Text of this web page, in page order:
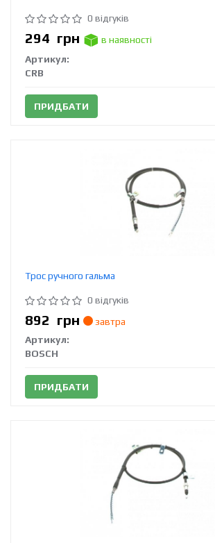
0 відгуків
294 грн
в наявності
Артикул:
CRB
ПРИДБАТИ
Трос ручного гальма
0 відгуків
892 грн
завтра
Артикул:
BOSCH
ПРИДБАТИ